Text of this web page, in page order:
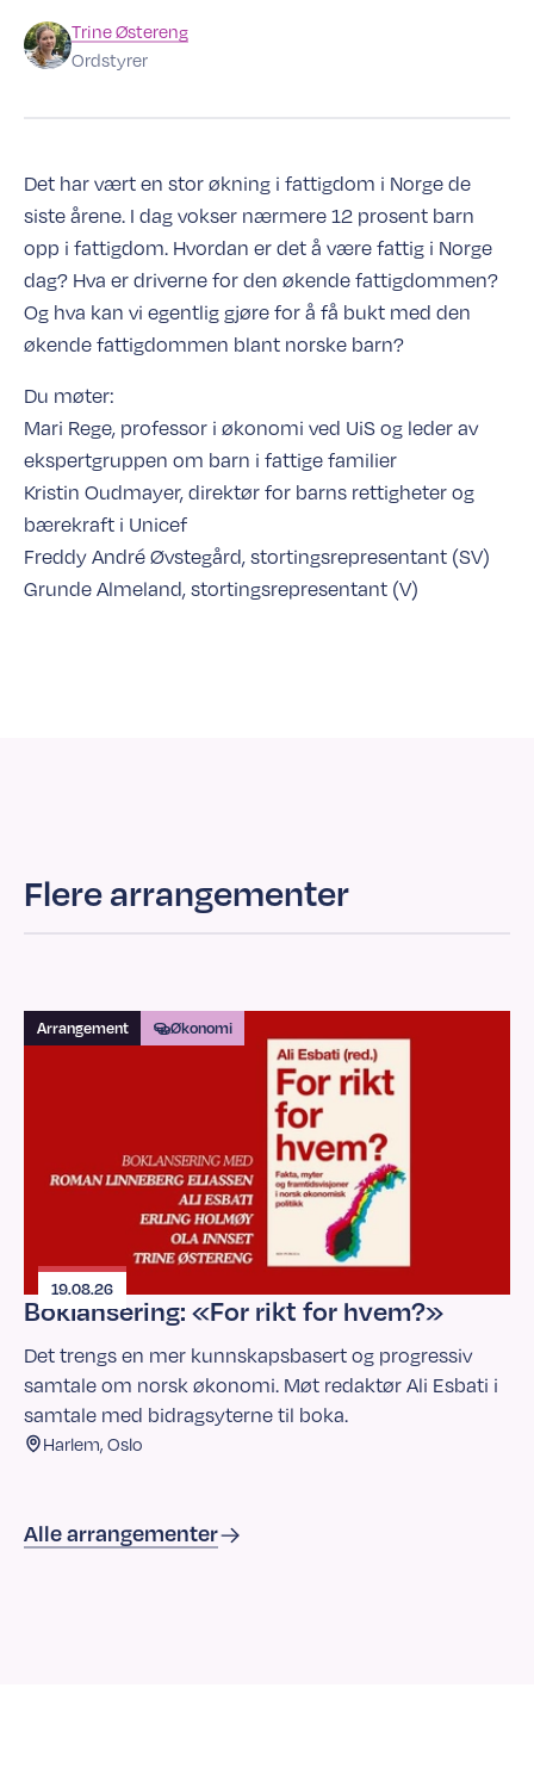
TrineØstereng
Ordstyrer
Det har vært en stor økning i fattigdom i Norge de
siste årene. I dag vokser nærmere 12 prosent barn
opp i fattigdom. Hvordan er det å være fattig i Norge
dag? Hva er driverne for den økende fattigdommen?
Og hva kan vi egentlig gjøre for å få bukt med den
økende fattigdommen blant norske barn?
Du møter:
Mari Rege, professor i økonomi ved UiS og leder av
ekspertgruppen om barn i fattige familier
Kristin Oudmayer, direktør for barns rettigheter og
bærekraft i Unicef
Freddy André Øvstegård, stortingsrepresentant (SV)
Grunde Almeland, stortingsrepresentant (V)
Flere arrangementer
19.08.26
Boklansering: «For rikt for hvem?»
Det trengs en mer kunnskapsbasert og progressiv
samtale om norsk økonomi. Møt redaktør Ali Esbati i
samtale med bidragsyterne til boka.
Arrangement Økonomi
Harlem, Oslo
Alle arrangementer